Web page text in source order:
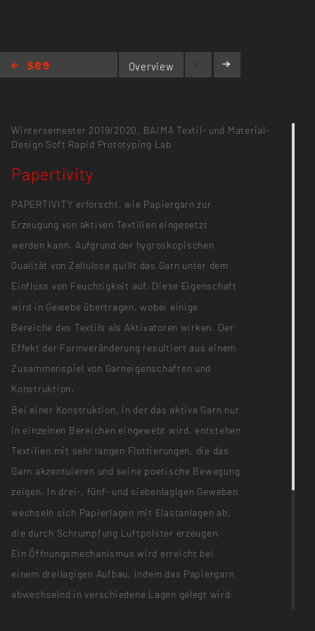
Overview
Wintersemester 2019/2020, BA/MA Textil- und Material-
Design Soft Rapid Prototyping Lab
Papertivity
PAPERTIVITY erforscht, wie Papiergarn zur
Erzeugung von aktiven Textilien eingesetzt
werden kann. Aufgrund der hygroskopischen
Qualität von Zellulose quillt das Garn unter dem
Einfluss von Feuchtigkeit auf. Diese Eigenschaft
wird in Gewebe übertragen, wobei einige
Bereiche des Textils als Aktivatoren wirken. Der
Effekt der Formveränderung resultiert aus einem
Zusammenspiel von Garneigenschaften und
Konstruktion.
Bei einer Konstruktion, in der das aktive Garn nur
in einzelnen Bereichen eingewebt wird, entstehen
Textilien mit sehr langen Flottierungen, die das
Garn akzentuieren und seine poetische Bewegung
zeigen. In drei-, fünf- und siebenlagigen Geweben
wechseln sich Papierlagen mit Elastanlagen ab,
die durch Schrumpfung Luftpolster erzeugen.
Ein Öffnungsmechanismus wird erreicht bei
einem dreilagigen Aufbau, indem das Papiergarn
abwechselnd in verschiedene Lagen gelegt wird.